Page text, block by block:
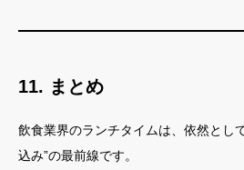
11. まとめ
飲食業界のランチタイムは、依然とし
込み”の最前線です。